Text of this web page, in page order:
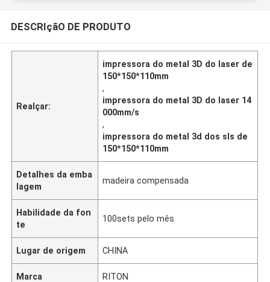
DESCRIçãO DE PRODUTO
Realçar:
impressora do metal 3D do laser de
150*150*110mm
,
impressora do metal 3D do laser 14
000mm/s
,
impressora do metal 3d dos sls de
150*150*110mm
Detalhes da emba
lagem
madeira compensada
Habilidade da fon
te
100sets pelo mês
Lugar de origem CHINA
Marca RITON